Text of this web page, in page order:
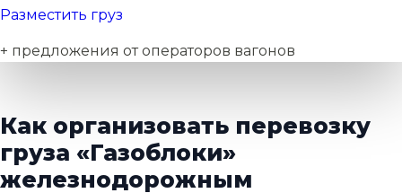
Разместить груз
+ предложения от операторов вагонов
Как организовать перевозку
груза «Газоблоки»
железнодорожным